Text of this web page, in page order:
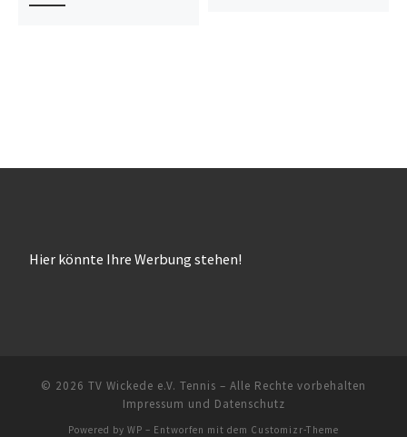
Hier könnte Ihre Werbung stehen!
© 2026 TV Wickede e.V. Tennis – Alle Rechte vorbehalten
Impressum und Datenschutz
Powered by WP – Entworfen mit dem Customizr-Theme